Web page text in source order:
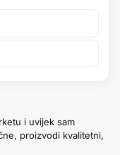
i uvijek sam
proizvodi kvalitetni,